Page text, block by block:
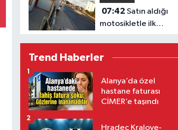
07:42 Satın aldığı
motosikletle ilk
gününde hayatını
Trend Haberler
Alanya’da özel
hastane faturası
CİMER’e taşındı
1
Hradec Kralove-
2